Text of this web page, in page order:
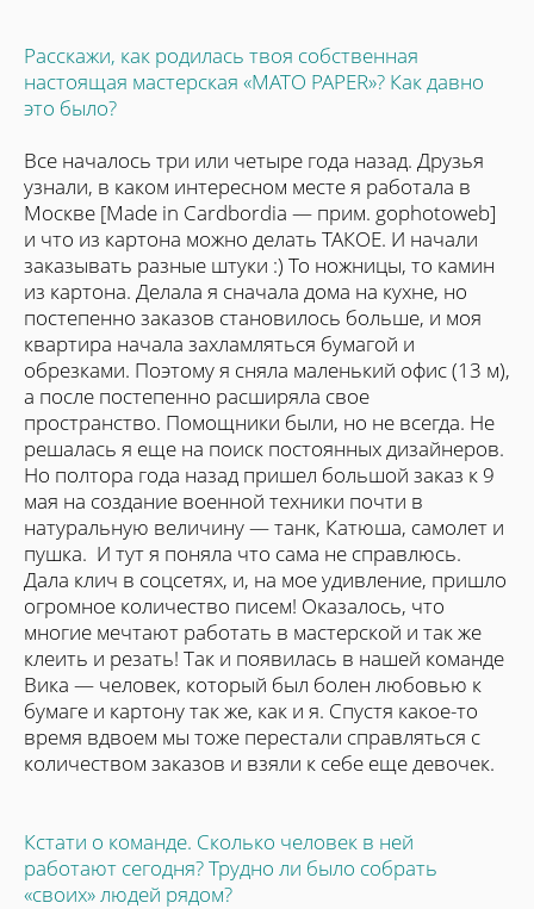
Расскажи, как родилась твоя собственная
настоящая мастерская «MATO PAPER»? Как давно
это было?
Все началось три или четыре года назад. Друзья
узнали, в каком интересном месте я работала в
Москве [Made in Cardbordia — прим. gophotoweb]
и что из картона можно делать ТАКОЕ. И начали
заказывать разные штуки :) То ножницы, то камин
из картона. Делала я сначала дома на кухне, но
постепенно заказов становилось больше, и моя
квартира начала захламляться бумагой и
обрезками. Поэтому я сняла маленький офис (13 м),
а после постепенно расширяла свое
пространство. Помощники были, но не всегда. Не
решалась я еще на поиск постоянных дизайнеров.
Но полтора года назад пришел большой заказ к 9
мая на создание военной техники почти в
натуральную величину — танк, Катюша, самолет и
пушка. И тут я поняла что сама не справлюсь.
Дала клич в соцсетях, и, на мое удивление, пришло
огромное количество писем! Оказалось, что
многие мечтают работать в мастерской и так же
клеить и резать! Так и появилась в нашей команде
Вика — человек, который был болен любовью к
бумаге и картону так же, как и я. Спустя какое-то
время вдвоем мы тоже перестали справляться с
количеством заказов и взяли к себе еще девочек.
Кстати о команде. Сколько человек в ней
работают сегодня? Трудно ли было собрать
«своих» людей рядом?